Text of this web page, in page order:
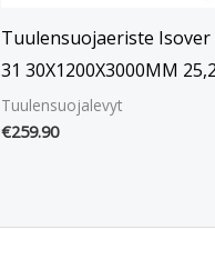
Tuulensuojaeriste Isover
31 30X1200X3000MM
Tuulensuojalevyt
€259.90